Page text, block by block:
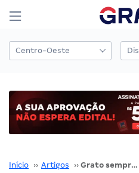
Início ›› Artigos ›› Grato sempre, mas (muito) insatisfeito